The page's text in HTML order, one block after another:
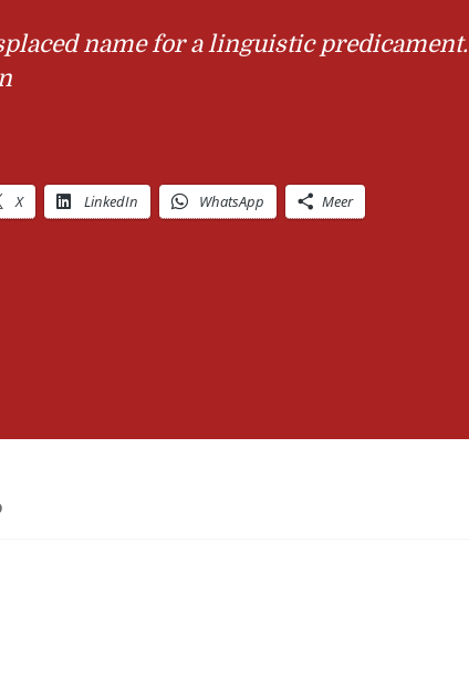
name for a linguistic predicament.
X LinkedIn WhatsApp Meer